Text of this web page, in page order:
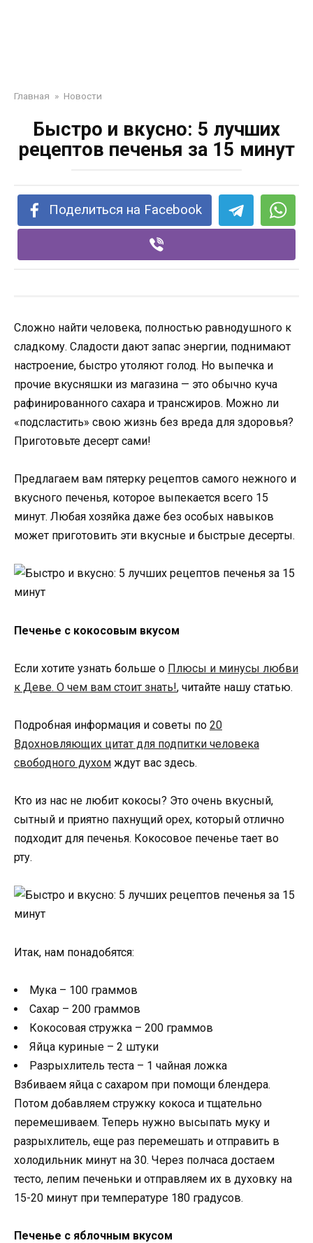
Главная » Новости
Быстро и вкусно: 5 лучших
рецептов печенья за 15 минут
Поделиться на Facebook
Сложно найти человека, полностью равнодушного к
сладкому. Сладости дают запас энергии, поднимают
настроение, быстро утоляют голод. Но выпечка и
прочие вкусняшки из магазина — это обычно куча
рафинированного сахара и трансжиров. Можно ли
«подсластить» свою жизнь без вреда для здоровья?
Приготовьте десерт сами!
Предлагаем вам пятерку рецептов самого нежного и
вкусного печенья, которое выпекается всего 15
минут. Любая хозяйка даже без особых навыков
может приготовить эти вкусные и быстрые десерты.
Печенье с кокосовым вкусом
Если хотите узнать больше о Плюсы и минусы любви
к Деве. О чем вам стоит знать!, читайте нашу статью.
Подробная информация и советы по 20
Вдохновляющих цитат для подпитки человека
свободного духом ждут вас здесь.
Кто из нас не любит кокосы? Это очень вкусный,
сытный и приятно пахнущий орех, который отлично
подходит для печенья. Кокосовое печенье тает во
рту.
Итак, нам понадобятся:
Мука – 100 граммов
Сахар – 200 граммов
Кокосовая стружка – 200 граммов
Яйца куриные – 2 штуки
Разрыхлитель теста – 1 чайная ложка
Взбиваем яйца с сахаром при помощи блендера.
Потом добавляем стружку кокоса и тщательно
перемешиваем. Теперь нужно высыпать муку и
разрыхлитель, еще раз перемешать и отправить в
холодильник минут на 30. Через полчаса достаем
тесто, лепим печеньки и отправляем их в духовку на
15-20 минут при температуре 180 градусов.
Печенье с яблочным вкусом